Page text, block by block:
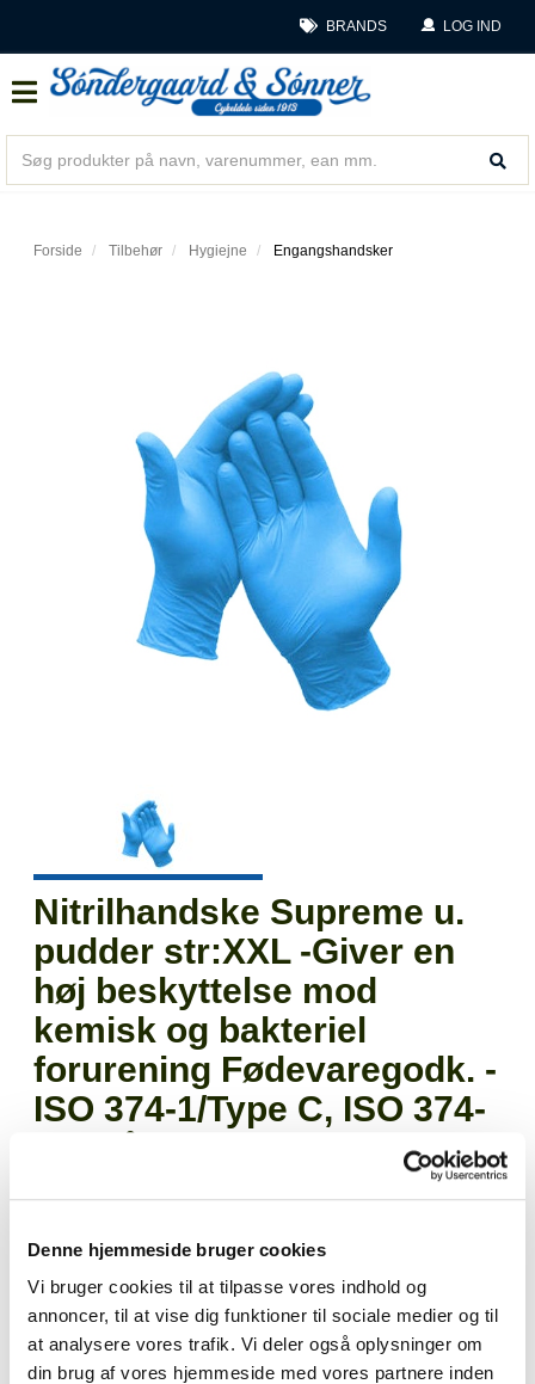
Denne hjemmeside bruger cookies
Vi bruger cookies til at tilpasse vores indhold og
annoncer, til at vise dig funktioner til sociale medier og til
at analysere vores trafik. Vi deler også oplysninger om
din brug af vores hjemmeside med vores partnere inden
BRANDS LOG IND
Forside Tilbehør Hygiejne Engangshandsker
Nitrilhandske Supreme u.
pudder str:XXL -Giver en
høj beskyttelse mod
kemisk og bakteriel
forurening Fødevaregodk. -
ISO 374-1/Type C, ISO 374-
EAN
4059904089921
100
kolli
100